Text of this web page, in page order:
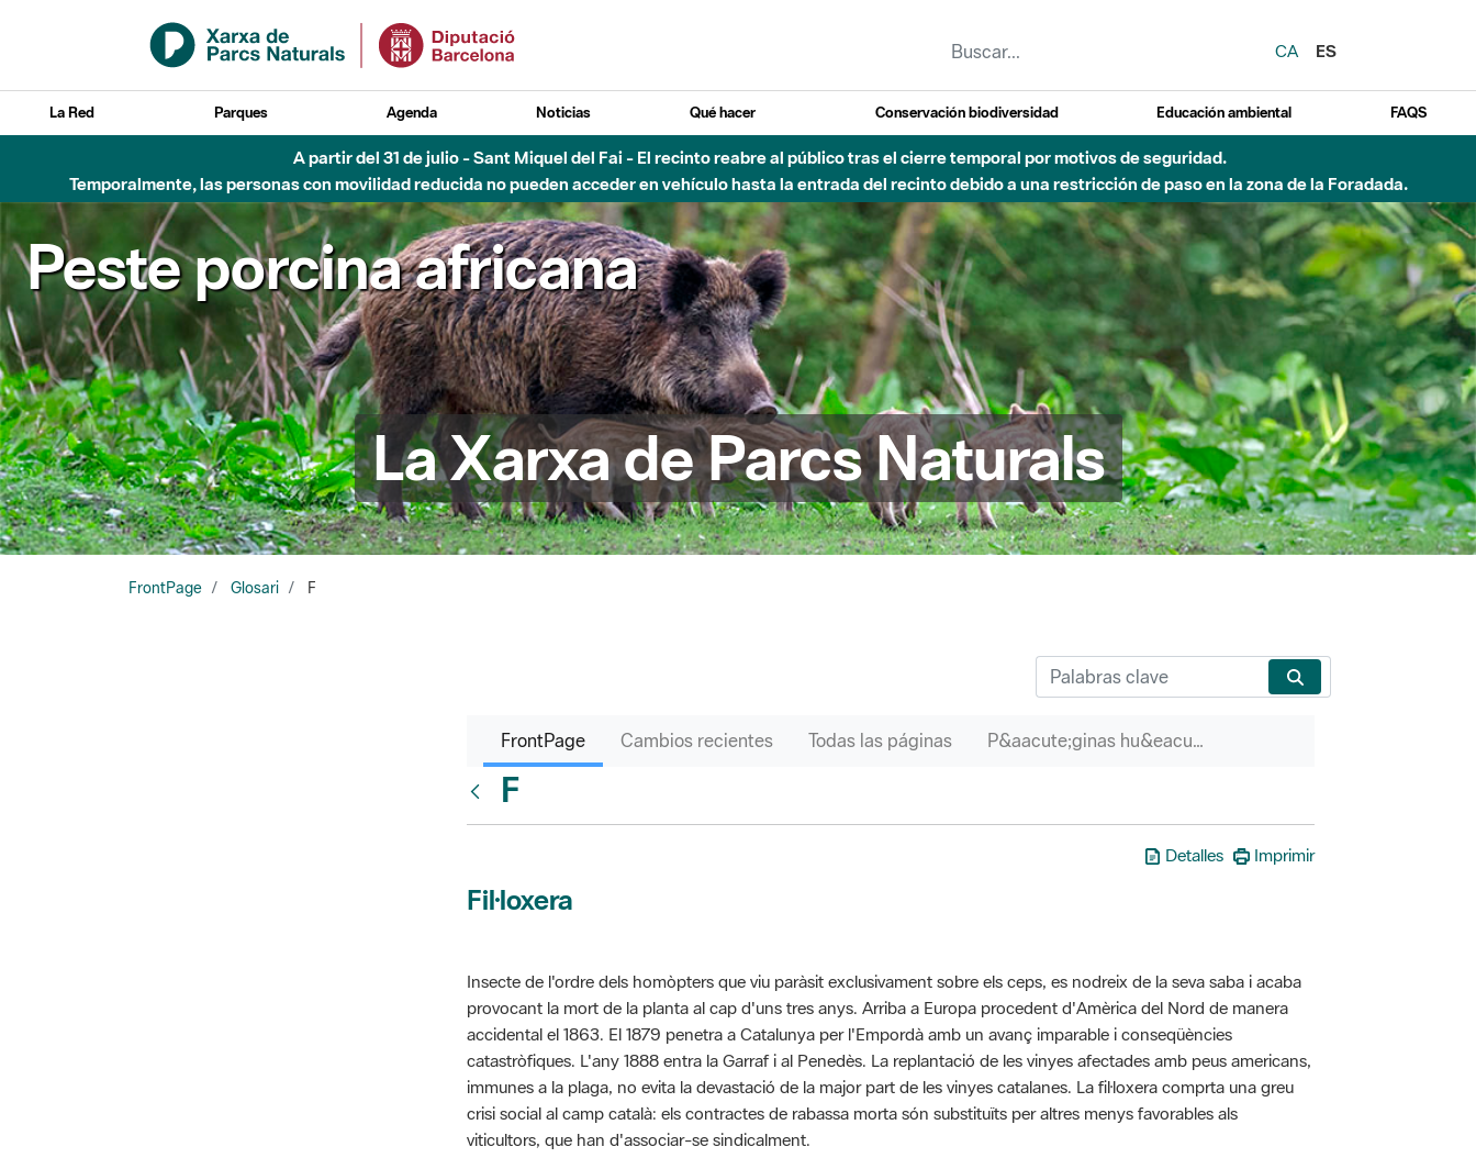
Saltar al contenido principal
CA
ES
La Red Parques Agenda Noticias Qué hacer Conservación biodiversidad Educación ambiental FAQS
A partir del 31 de julio - Sant Miquel del Fai - El recinto reabre al público tras el cierre temporal por motivos de seguridad.
Temporalmente, las personas con movilidad reducida no pueden acceder en vehículo hasta la entrada del recinto debido a una restricción de paso en la zona de la Foradada.
Peste porcina africana
La Xarxa de Parcs Naturals
FrontPage Glosari F
FrontPage Cambios recientes Todas las páginas P&aacute;ginas hu&eacute;rfanas
F
Detalles Imprimir
Fil·loxera
Insecte de l'ordre dels homòpters que viu paràsit exclusivament sobre els ceps, es nodreix de la seva saba i acaba
provocant la mort de la planta al cap d'uns tres anys. Arriba a Europa procedent d'Amèrica del Nord de manera
accidental el 1863. El 1879 penetra a Catalunya per l'Empordà amb un avanç imparable i conseqüències
catastròfiques. L'any 1888 entra la Garraf i al Penedès. La replantació de les vinyes afectades amb peus americans,
immunes a la plaga, no evita la devastació de la major part de les vinyes catalanes. La fil·loxera comprta una greu
crisi social al camp català: els contractes de rabassa morta són substituïts per altres menys favorables als
viticultors, que han d'associar-se sindicalment.